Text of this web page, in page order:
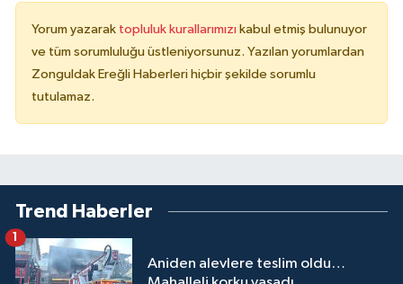
Yorum yazarak topluluk kurallarımızı kabul etmiş bulunuyor
ve tüm sorumluluğu üstleniyorsunuz. Yazılan yorumlardan
Zonguldak Ereğli Haberleri hiçbir şekilde sorumlu
tutulamaz.
Trend Haberler
Aniden alevlere teslim oldu…
1